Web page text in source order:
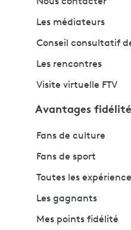
Les médiateurs
Conseil consultatif
Les rencontres
Visite virtuelle FTV
Avantages fidélité
Fans de culture
Fans de sport
Toutes les
Les gagnants
Mes points fidélité